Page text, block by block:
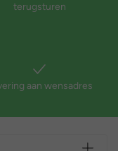
terugsturen
aan wensadres